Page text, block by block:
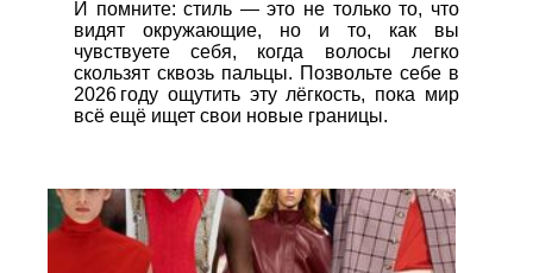
И помните: стиль — это не только то, что
видят окружающие, но и то, как вы
чувствуете себя, когда волосы легко
скользят сквозь пальцы. Позвольте себе в
2026 году ощутить эту лёгкость, пока мир
всё ещё ищет свои новые границы.